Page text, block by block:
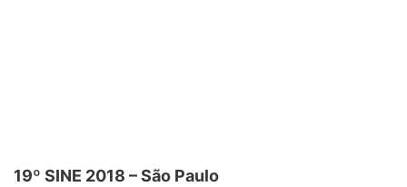
19º SINE 2018 – São Paulo